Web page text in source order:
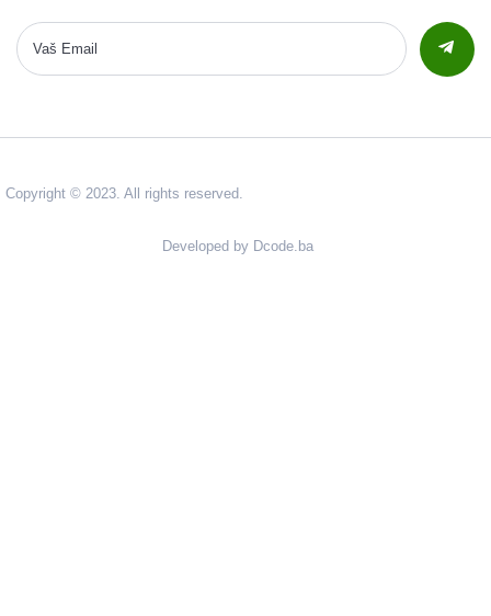
Copyright © 2023. All rights reserved.
Developed by Dcode.ba